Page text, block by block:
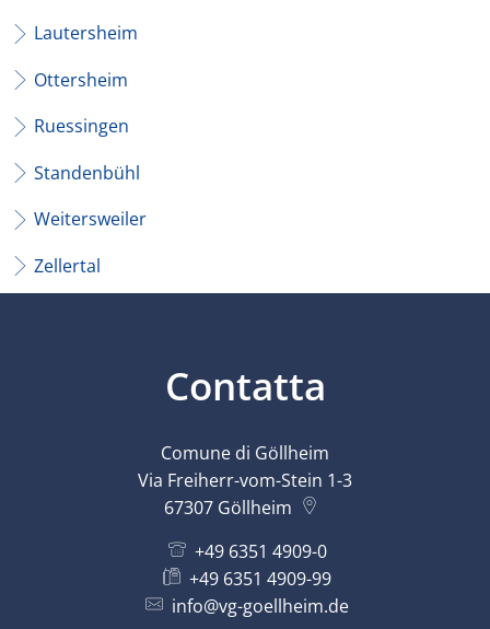
Lautersheim
Ottersheim
Ruessingen
Standenbühl
Weitersweiler
Zellertal
Contatta
Comune di Göllheim
Via Freiherr-vom-Stein 1-3
67307 Göllheim
+49 6351 4909-0
+49 6351 4909-99
info@vg-goellheim.de